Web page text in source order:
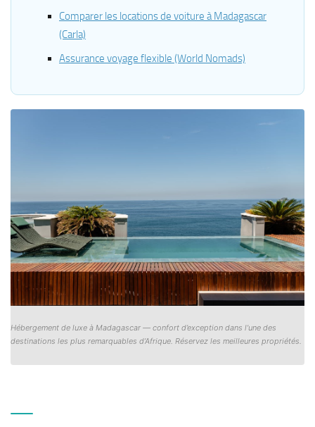
Comparer les locations de voiture à Madagascar
(Carla)
Assurance voyage flexible (World Nomads)
Hébergement de luxe à Madagascar — confort d’exception dans l’une des
destinations les plus remarquables d’Afrique. Réservez les meilleures propriétés.